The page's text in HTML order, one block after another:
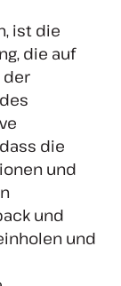
ist die
die auf
der
die
und
und
und